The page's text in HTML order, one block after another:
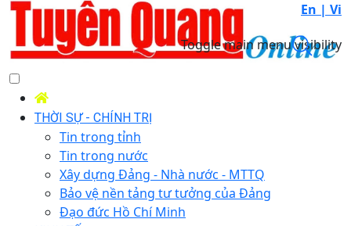
En | Vi
Toggle main menu visibility
THỜI SỰ - CHÍNH TRỊ
Tin trong tỉnh
Tin trong nước
Xây dựng Đảng - Nhà nước - MTTQ
Bảo vệ nền tảng tư tưởng của Đảng
Đạo đức Hồ Chí Minh